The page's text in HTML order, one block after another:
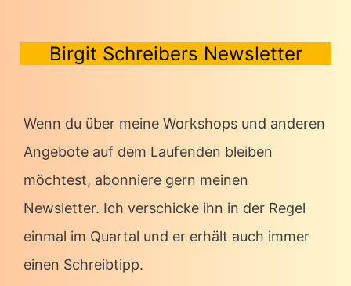
Birgit Schreibers Newsletter
Wenn du über meine Workshops und anderen
Angebote auf dem Laufenden bleiben
möchtest, abonniere gern meinen
Newsletter. Ich verschicke ihn in der Regel
einmal im Quartal und er erhält auch immer
einen Schreibtipp.